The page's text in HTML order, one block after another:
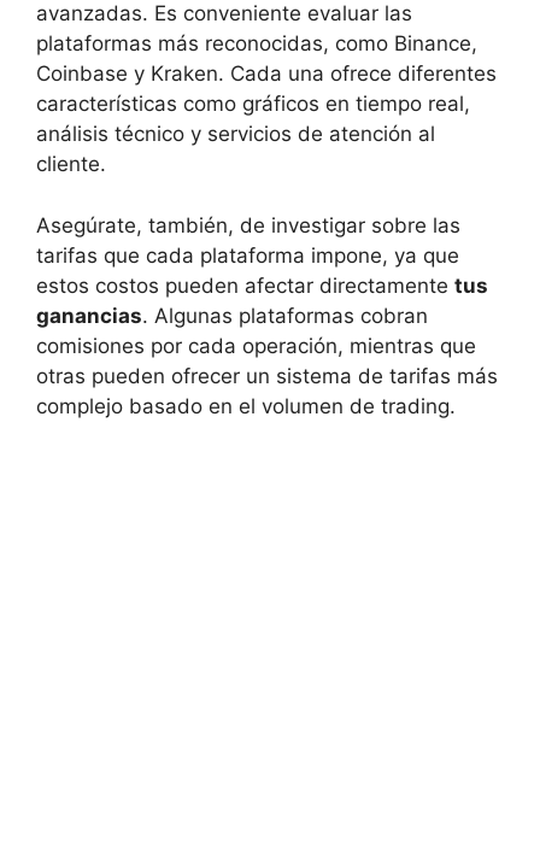
avanzadas. Es ⁤conveniente evaluar las
plataformas más reconocidas, como Binance,
Coinbase y Kraken. Cada ⁢una ofrece​ diferentes
características ⁤como ‍gráficos‌ en tiempo⁢ real,
análisis técnico y servicios de atención al​
cliente.
Asegúrate, también, de⁤ investigar sobre las
tarifas que cada plataforma ⁣impone, ya que
‍estos costos pueden afectar directamente tus
‌ganancias. Algunas plataformas cobran
comisiones por ⁣cada operación, mientras que
otras​ pueden ofrecer un sistema⁤ de ​tarifas⁣ más
complejo basado en el volumen de trading.